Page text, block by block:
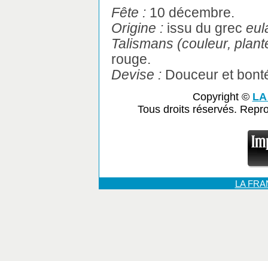
Fête : 10 décembre.
Origine : issu du grec
Talismans (couleur,
rouge.
Devise : Douceur et
Copyright ©
Tous droits réservés.
LA